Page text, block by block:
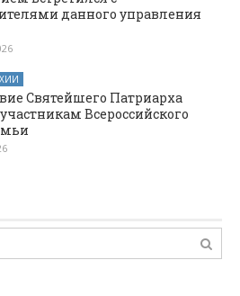
данного управления
Святейшего Патриарха
Всероссийского